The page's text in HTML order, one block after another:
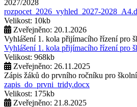
2027/2028
rozpocet_2026_vyhled_2027-
Velikost: 10kb
Zveřejněno: 20.1.2026
Vyhlášení 1. kola přijímacího řízení pro
Vyhlášení 1. kola přijímacího řízení pro
Velikost: 968kb
Zveřejněno: 26.11.2025
Zápis žáků do prvního ročníku pro
zapis_do_prvni_tridy.docx
Velikost: 175kb
Zveřejněno: 21.8.2025